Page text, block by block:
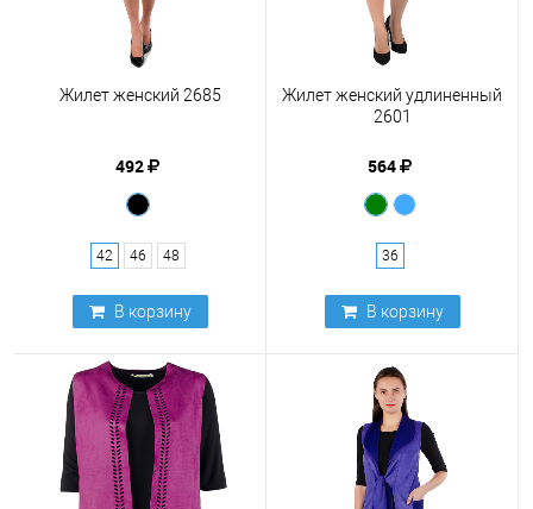
Жилет женский 2685
492
42 46 48
В корзину
Жилет женский удлиненный
2601
564
36
В корзину